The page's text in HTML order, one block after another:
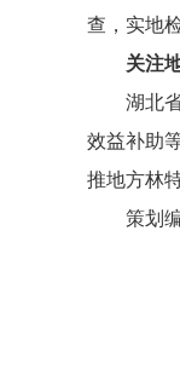
查，实地
关注
湖北
效益补助
推地方林
策划